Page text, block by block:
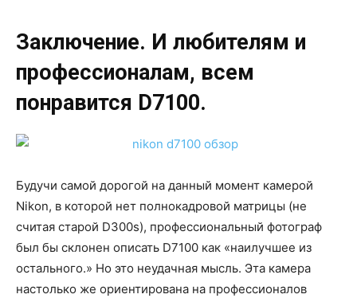
Заключение. И любителям и
профессионалам, всем
понравится D7100.
Будучи самой дорогой на данный момент камерой
Nikon, в которой нет полнокадровой матрицы (не
считая старой D300s), профессиональный фотограф
был бы склонен описать D7100 как «наилучшее из
остального.» Но это неудачная мысль. Эта камера
настолько же ориентирована на профессионалов